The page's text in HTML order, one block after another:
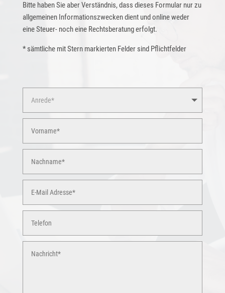
Bitte haben Sie aber Verständnis, dass dieses Formular nur zu
allgemeinen Informationszwecken dient und online weder
eine Steuer- noch eine Rechtsberatung erfolgt.
* sämtliche mit Stern markierten Felder sind Pflichtfelder